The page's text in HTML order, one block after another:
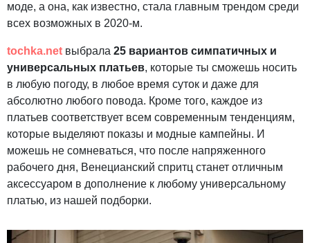
моде, а она, как известно, стала главным трендом среди
всех возможных в 2020-м.
tochka.net выбрала 25 вариантов симпатичных и
универсальных платьев, которые ты сможешь носить
в любую погоду, в любое время суток и даже для
абсолютно любого повода. Кроме того, каждое из
платьев соответствует всем современным тенденциям,
которые выделяют показы и модные кампейны. И
можешь не сомневаться, что после напряженного
рабочего дня, Венецианский спритц станет отличным
аксессуаром в дополнение к любому универсальному
платью, из нашей подборки.